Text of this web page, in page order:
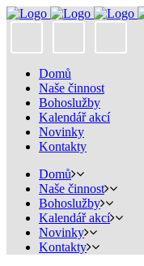
Domů
Naše činnost
Bohoslužby
Kalendář akcí
Novinky
Kontakty
Domů
Naše činnost
Bohoslužby
Kalendář akcí
Novinky
Kontakty